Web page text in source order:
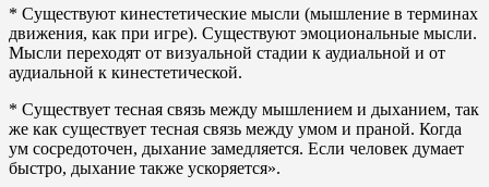
* Существуют кинестетические мысли (мышление в терминах
движения, как при игре). Существуют эмоциональные мысли.
Мысли переходят от визуальной стадии к аудиальной и от
аудиальной к кинестетической.
* Существует тесная связь между мышлением и дыханием, так
же как существует тесная связь между умом и праной. Когда
ум сосредоточен, дыхание замедляется. Если человек думает
быстро, дыхание также ускоряется».